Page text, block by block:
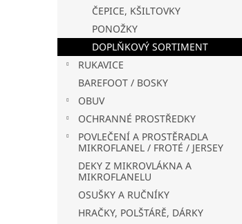
ČEPICE, KŠILTOVKY
PONOŽKY
DOPLŇKOVÝ SORTIMENT
RUKAVICE
BAREFOOT / BOSKY
OBUV
OCHRANNÉ PROSTŘEDKY
POVLEČENÍ A PROSTĚRADLA
MIKROFLANEL / FROTÉ / JERSEY
DEKY Z MIKROVLÁKNA A
MIKROFLANELU
OSUŠKY A RUČNÍKY
HRAČKY, POLŠTÁRĚ, DÁRKY